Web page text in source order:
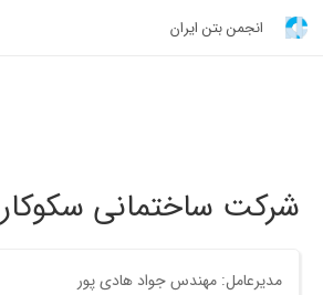
انجمن بتن ایران
شرکت ساختمانی سکوکار
مدیرعامل: مهندس جواد هادی پور